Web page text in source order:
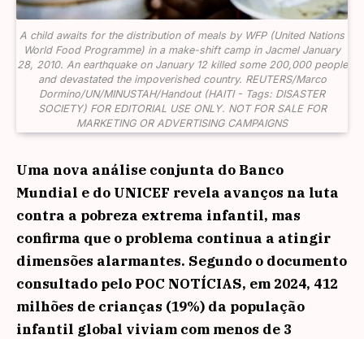
A child awaits for the distribution of meals by WFP (United Nations
World Food Programme) in a make-shift camp in Jacmel January
28, 2010. An earthquake on January 12 killed some 200,000 people
and devastated the impoverished country. REUTERS/Marco
Dormino/UN/MINUSTAH/Handout (HAITI - Tags: DISASTER
SOCIETY) FOR EDITORIAL USE ONLY. NOT FOR SALE FOR
MARKETING OR ADVERTISING CAMPAIGNS
Uma nova análise conjunta do Banco
Mundial e do UNICEF revela avanços na luta
contra a pobreza extrema infantil, mas
confirma que o problema continua a atingir
dimensões alarmantes. Segundo o documento
consultado pelo POC NOTÍCIAS, em 2024, 412
milhões de crianças (19%) da população
infantil global viviam com menos de 3